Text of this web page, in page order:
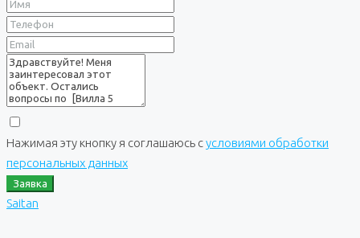
Нажимая эту кнопку я соглашаюсь сусловиями обработки
персональных данных
Заявка
Saitan